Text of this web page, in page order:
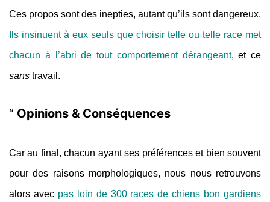
Ces propos sont des inepties, autant qu’ils sont dangereux.
Ils insinuent à eux seuls que choisir telle ou telle race met
chacun à l’abri de tout comportement dérangeant, et ce
sans travail.
Opinions & Conséquences
Car au final, chacun ayant ses préférences et bien souvent
pour des raisons morphologiques, nous nous retrouvons
alors avecpas loin de 300 races de chiens bon gardiens